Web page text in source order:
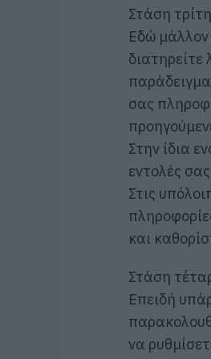
Στάση
Εδώ μάλλον
διατηρείτε
σας
Στην ίδια
εντολές
Στις
και
Στάση
Επειδή
να